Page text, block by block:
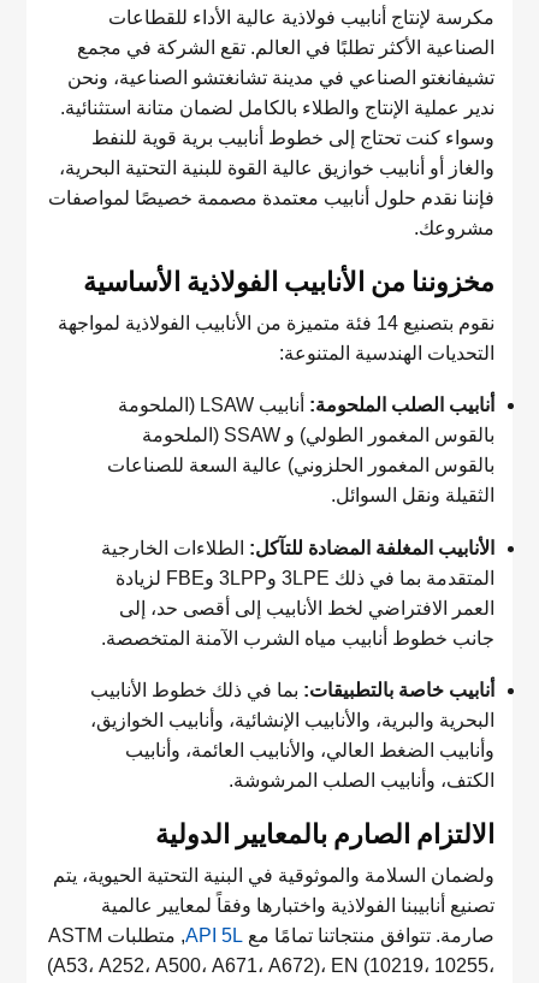
مكرسة لإنتاج أنابيب فولاذية عالية الأداء للقطاعات
الصناعية الأكثر تطلبًا في العالم. تقع الشركة في مجمع
تشيفانغتو الصناعي في مدينة تشانغتشو الصناعية، ونحن
ندير عملية الإنتاج والطلاء بالكامل لضمان متانة استثنائية.
وسواء كنت تحتاج إلى خطوط أنابيب برية قوية للنفط
والغاز أو أنابيب خوازيق عالية القوة للبنية التحتية البحرية،
فإننا نقدم حلول أنابيب معتمدة مصممة خصيصًا لمواصفات
مشروعك.
مخزوننا من الأنابيب الفولاذية الأساسية
نقوم بتصنيع 14 فئة متميزة من الأنابيب الفولاذية لمواجهة
التحديات الهندسية المتنوعة:
أنابيب الصلب الملحومة:
أنابيب LSAW (الملحومة
بالقوس المغمور الطولي) و SSAW (الملحومة
بالقوس المغمور الحلزوني) عالية السعة للصناعات
الثقيلة ونقل السوائل.
الأنابيب المغلفة المضادة للتآكل: الطلاءات الخارجية
المتقدمة بما في ذلك 3LPE و3LPP وFBE لزيادة
العمر الافتراضي لخط الأنابيب إلى أقصى حد، إلى
جانب خطوط أنابيب مياه الشرب الآمنة المتخصصة.
أنابيب خاصة بالتطبيقات: بما في ذلك خطوط الأنابيب
البحرية والبرية، والأنابيب الإنشائية، وأنابيب الخوازيق،
وأنابيب الضغط العالي، والأنابيب العائمة، وأنابيب
الكتف، وأنابيب الصلب المرشوشة.
الالتزام الصارم بالمعايير الدولية
ولضمان السلامة والموثوقية في البنية التحتية الحيوية، يتم
تصنيع أنابيبنا الفولاذية واختبارها وفقاً لمعايير عالمية
صارمة. تتوافق منتجاتنا تمامًا مع API 5L
, متطلبات ASTM
(A53، A252، A500، A671، A672)، EN (10219، 10255،